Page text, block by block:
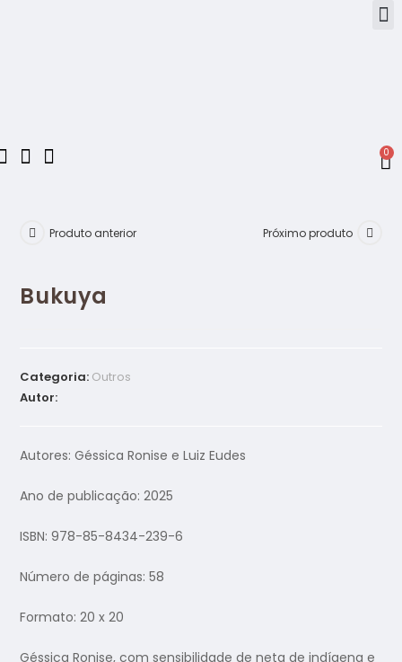
0
Produto anterior Próximo produto
Bukuya
Categoria: Outros
Autor:
Autores: Géssica Ronise e Luiz Eudes
Ano de publicação: 2025
ISBN: 978-85-8434-239-6
Número de páginas: 58
Formato: 20 x 20
Géssica Ronise, com sensibilidade de neta de indígena e